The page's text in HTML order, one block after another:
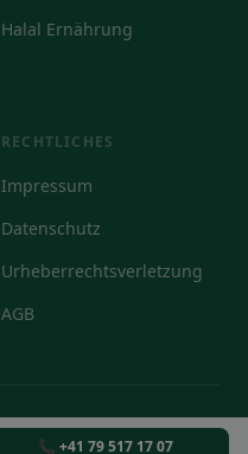
📞 +41 79 517 17 07
Halal Ernährung
RECHTLICHES
Impressum
Datenschutz
Urheberrechtsverletzung
AGB